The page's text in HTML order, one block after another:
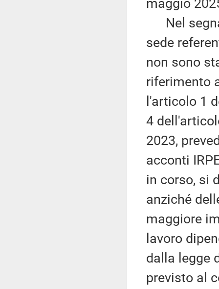
maggio
Nel
sede
non sono
riferimento
l'articolo 1
4
2023,
acconti
in corso, si
anziché
maggiore
lavoro
dalla legge
previsto al